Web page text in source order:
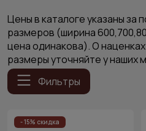
Цены в каталоге указаны за
размеров (ширина
цена одинакова). О
размеры уточняйте у наших
Фильтры
- 15% скидка